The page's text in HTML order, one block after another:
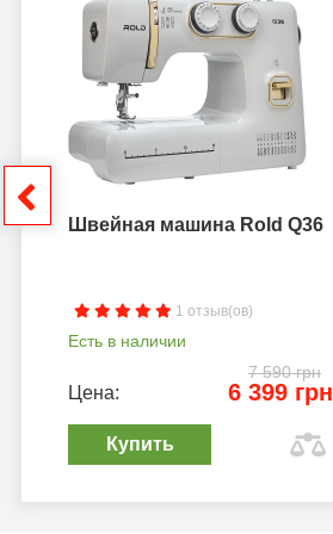
Швейная машина Rold Q36
1 отзыв(ов)
Есть в наличии
7 590 грн
Цена: 6 399 грн
Купить